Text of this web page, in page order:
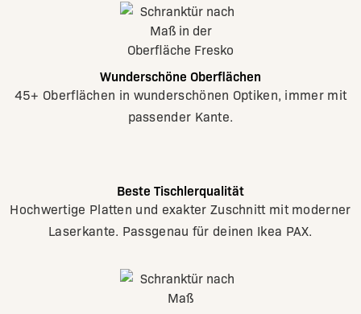
Wunderschöne Oberflächen
45+ Oberflächen in wunderschönen Optiken, immer mit
passender Kante.
Beste Tischlerqualität
Hochwertige Platten und exakter Zuschnitt mit moderner
Laserkante. Passgenau für deinen Ikea PAX.